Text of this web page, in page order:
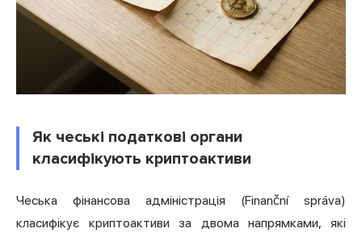
Як чеські податкові органи
класифікують криптоактиви
Чеська фінансова адміністрація (Finanční správa)
класифікує криптоактиви за двома напрямками, які